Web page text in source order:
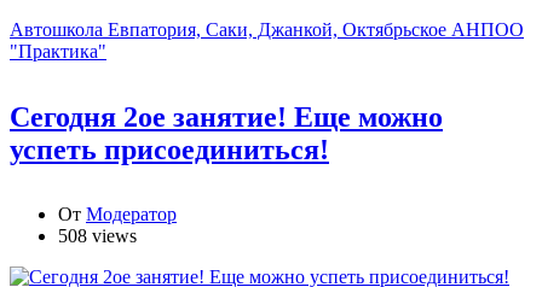
Автошкола Евпатория, Саки, Джанкой, Октябрьское АНПОО
"Практика"
Сегодня 2ое занятие! Еще можно
успеть присоединиться!
От Модератор
508 views